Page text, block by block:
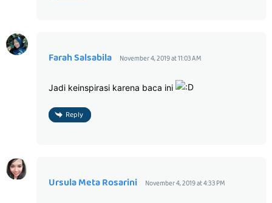
Farah Salsabila November 4, 2019 at 11:03 AM
Jadi keinspirasi karena baca ini
Reply
Ursula Meta Rosarini November 4, 2019 at 4:33 PM